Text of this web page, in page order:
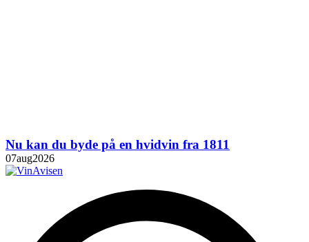
Nu kan du byde på en hvidvin fra 1811
07aug2026